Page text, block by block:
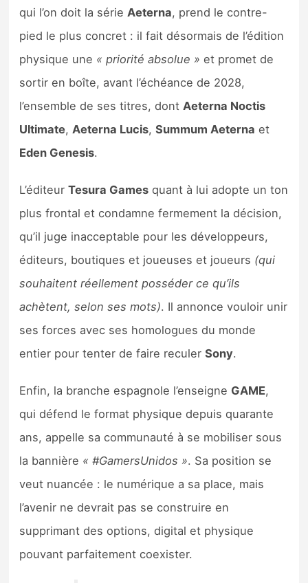
qui l’on doit la sérieAeterna, prend le contre-
pied le plus concret : il fait désormais de l’édition
physique une « priorité absolue » et promet de
sortir en boîte, avant l’échéance de 2028,
l’ensemble de ses titres, dontAeterna Noctis
Ultimate,Aeterna Lucis,Summum Aeterna et
Eden Genesis.
L’éditeurTesura Games quant à lui adopte un ton
plus frontal et condamne fermement la décision,
qu’il juge inacceptable pour les développeurs,
éditeurs, boutiques et joueuses et joueurs (qui
souhaitent réellement posséder ce qu’ils
achètent, selon ses mots). Il annonce vouloir unir
ses forces avec ses homologues du monde
entier pour tenter de faire reculerSony.
Enfin, la branche espagnole l’enseigne GAME,
qui défend le format physique depuis quarante
ans, appelle sa communauté à se mobiliser sous
la bannière « #GamersUnidos ». Sa position se
veut nuancée : le numérique a sa place, mais
l’avenir ne devrait pas se construire en
supprimant des options, digital et physique
pouvant parfaitement coexister.